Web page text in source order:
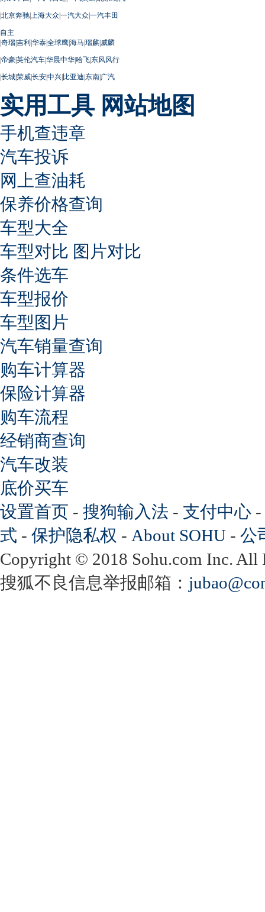
|北京奔驰| 上海大众|一汽大众|一汽丰田
自主
|奇瑞|吉利|华泰|全球鹰|海马|瑞麒|威麟
|帝豪|英伦汽车|华晨中华|哈飞|东风风行
|长城|荣威|长安|中兴|比亚迪|东南|广汽
实用工具 网站地图
手机查违章
汽车投诉
网上查油耗
保养价格查询
车型大全
车型对比 图片对比
条件选车
车型报价
车型图片
汽车销量查询
购车计算器
保险计算器
购车流程
经销商查询
汽车改装
底价买车
设置首页 - 搜狗输入法 - 支付中心 -
式 - 保护隐私权 - About SOHU - 公
Copyright © 2018 Sohu.com Inc.
搜狐不良信息举报邮箱：